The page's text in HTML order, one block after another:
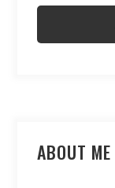
ABOUT ME